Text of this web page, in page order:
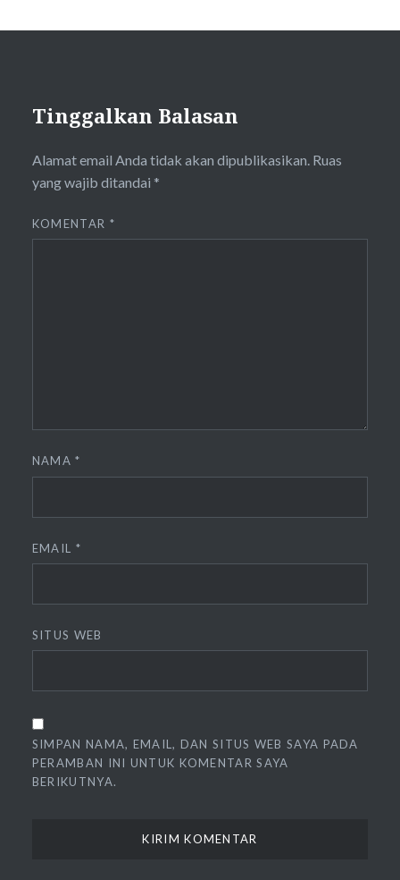
Tinggalkan Balasan
Alamat email Anda tidak akan dipublikasikan. Ruas
yang wajib ditandai *
KOMENTAR *
NAMA*
EMAIL *
SITUS WEB
SIMPAN NAMA, EMAIL, DAN SITUS WEB SAYA PADA
PERAMBAN INI UNTUK KOMENTAR SAYA
BERIKUTNYA.